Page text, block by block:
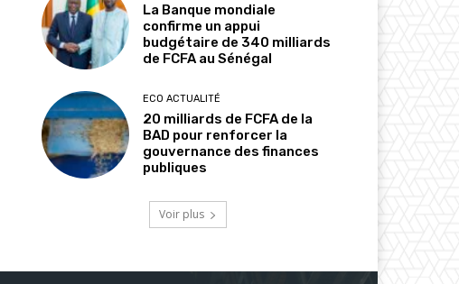
La Banque mondiale
confirme un appui
budgétaire de 340 milliards
de FCFA au Sénégal
ECO ACTUALITÉ
20 milliards de FCFA de la
BAD pour renforcer la
gouvernance des finances
publiques
Voir plus